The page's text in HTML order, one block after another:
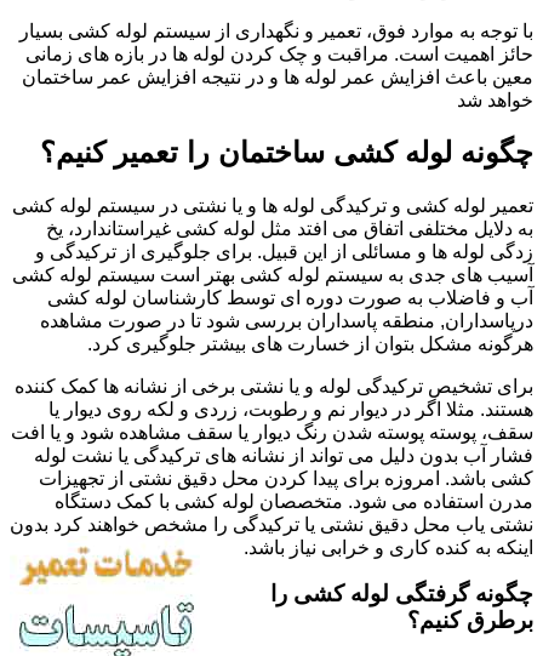
با توجه به موارد فوق، تعمیر و نگهداری از سیستم لوله کشی بسیار
حائز اهمیت است. مراقبت و چک کردن لوله ها در بازه های زمانی
معین باعث افزایش عمر لوله ها و در نتیجه افزایش عمر ساختمان
خواهد شد
چگونه لوله کشی ساختمان را تعمیر کنیم؟
تعمیر لوله کشی و ترکیدگی لوله ها و یا نشتی در سیستم لوله کشی
به دلایل مختلفی اتفاق می افتد مثل لوله کشی غیراستاندارد، یخ
زدگی لوله ها و مسائلی از این قبیل. برای جلوگیری از ترکیدگی و
آسیب های جدی به سیستم لوله کشی بهتر است سیستم لوله کشی
آب و فاضلاب به صورت دوره ای توسط کارشناسان لوله کشی
درپاسداران, منطقه پاسداران بررسی شود تا در صورت مشاهده
هرگونه مشکل بتوان از خسارت های بیشتر جلوگیری کرد.
برای تشخیص ترکیدگی لوله و یا نشتی برخی از نشانه ها کمک کننده
هستند. مثلا اگر در دیوار نم و رطوبت، زردی و لکه روی دیوار یا
سقف، پوسته پوسته شدن رنگ دیوار یا سقف مشاهده شود و یا افت
فشار آب بدون دلیل می تواند از نشانه های ترکیدگی یا نشت لوله
کشی باشد. امروزه برای پیدا کردن محل دقیق نشتی از تجهیزات
مدرن استفاده می شود. متخصصان لوله کشی با کمک دستگاه
نشتی یاب محل دقیق نشتی یا ترکیدگی را مشخص خواهند کرد بدون
اینکه به کنده کاری و خرابی نیاز باشد.
چگونه گرفتگی لوله کشی را
برطرق کنیم؟